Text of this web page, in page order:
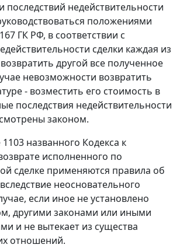
недействительности
положениями
ГК РФ, в соответствии с
сделки каждая из
другой все полученное
невозможности возвратить
- возместить его стоимость в
последствия недействительности
законом.
1103 названного Кодекса к
исполненного по
сделке применяются правила об
неосновательного
если иное не установлено
другими законами или иными
и не вытекает из существа
отношений.